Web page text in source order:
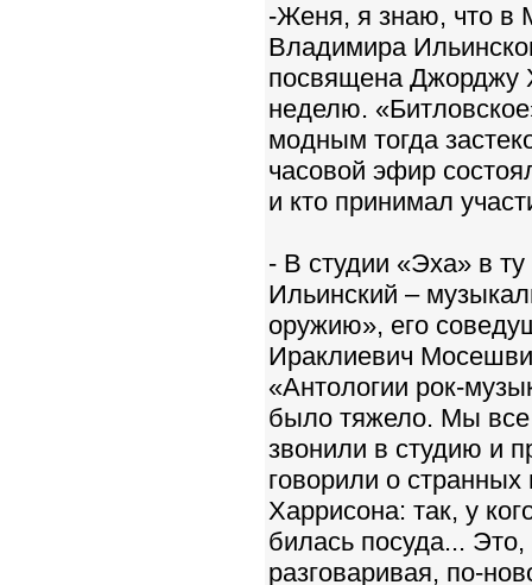
-Женя, я знаю, что в
Владимира
посвящена Джорджу
неделю.
модным тогда
часовой эфир
и кто принимал
- В студии «Эха» в
Ильинский –
оружию», его
Ираклиевич
«Антологии рок-
было тяжело. Мы все
звонили в студию и
говорили о
Харрисона: так, у
билась посуда...
разговаривая, по-